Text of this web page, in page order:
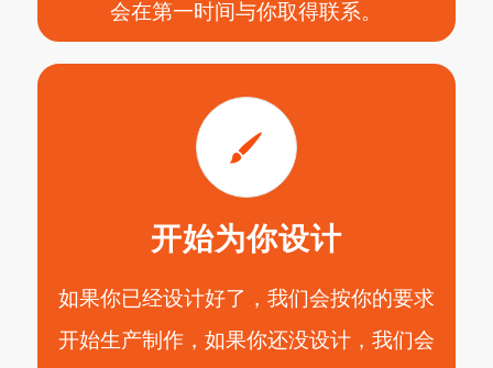
会在第一时间与你取得联系。
开始为你设计
如果你已经设计好了，我们会按你的要求
开始生产制作，如果你还没设计，我们会